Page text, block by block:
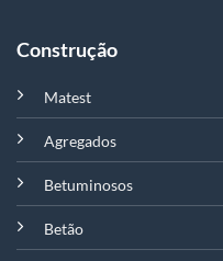
Construção
Matest
Agregados
Betuminosos
Betão